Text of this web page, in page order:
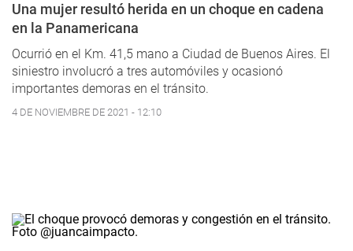
Una mujer resultó herida en un choque en cadena
en la Panamericana
Ocurrió en el Km. 41,5 mano a Ciudad de Buenos Aires. El
siniestro involucró a tres automóviles y ocasionó
importantes demoras en el tránsito.
4 DE NOVIEMBRE DE 2021 - 12:10